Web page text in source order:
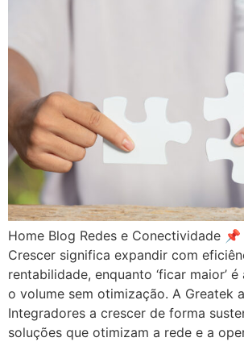
Home Blog Redes e Conectividade 📌
Crescer significa expandir com
rentabilidade, enquanto ‘ficar maior’
o volume sem otimização. A Greatek
Integradores a crescer de forma
soluções que otimizam a rede e a